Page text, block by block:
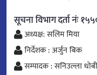
सूचना विभाग दर्ता नंः
अध्यक्ष: सलिम मिया
निर्देशक : अर्जुन बिक
सम्पादक : सनिउल्ला धोबी